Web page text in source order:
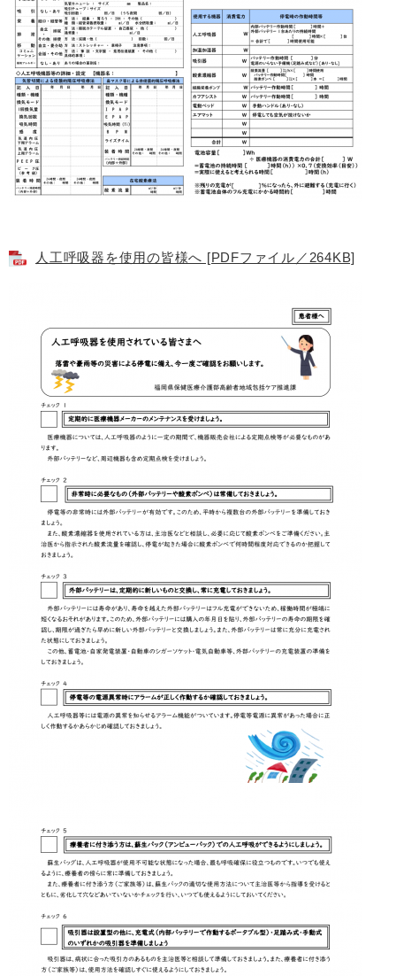
人工呼吸器を使用の皆様へ [PDFファイル／264KB]